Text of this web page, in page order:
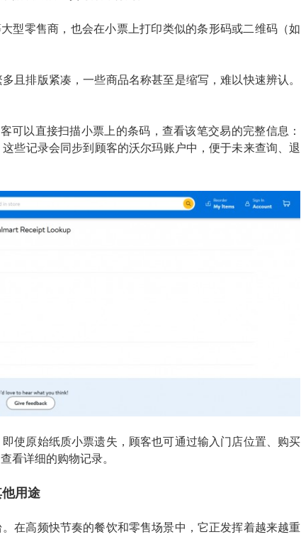
型零售商，也会在小票上打印类似的条形码或二维码（如
且排版紧凑，一些商品名称甚至是缩写，难以快速辨认。
可以直接扫描小票上的条码，查看该笔交易的完整信息：
些记录会同步到顾客的沃尔玛账户中，便于未来查询、退
使原始纸质小票遗失，顾客也可通过输入门店位置、购买
看详细的购物记录。
用途
在高频快节奏的餐饮和零售场景中，它正发挥着越来越重